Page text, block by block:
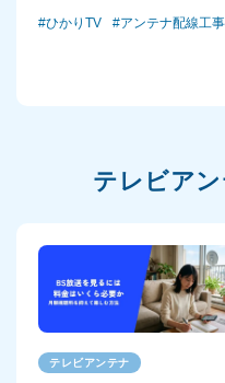
ひかりTV アンテナ配線工事
テレビア
テレビアンテナ